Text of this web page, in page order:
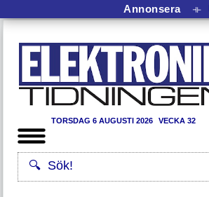
Annonsera ⟛
TORSDAG 6 AUGUSTI 2026 VECKA 32